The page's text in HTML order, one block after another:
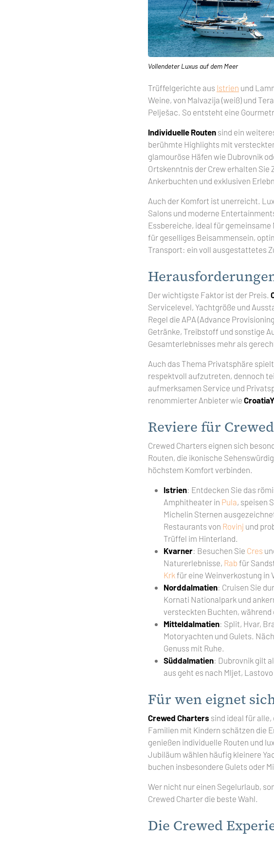
Vollendeter Luxus auf dem Meer
Trüffelgerichte aus Istrien und
Weine, von Malvazija (weiß) und
Pelješac. So entsteht eine
Individuelle Routen sind ein
berühmte Highlights mit
glamouröse Häfen wie Dubrovnik
Ortskenntnis der Crew erhalten Sie
Ankerbuchten und exklusiven
Auch der Komfort ist unerreicht.
Salons und moderne
Essbereiche, ideal für
für geselliges Beisammensein,
Transport: ein voll ausgestattetes
Der wichtigste Faktor ist der Preis.
Servicelevel, Yachtgröße und
Regel die APA (Advance
Getränke, Treibstoff und sonstige
Gesamterlebnisses mehr als
Auch das Thema Privatsphäre
respektvoll aufzutreten, dennoch
aufmerksamen Service und
renommierter Anbieter wie
Reviere für
Crewed Charters eignen sich
Routen, die ikonische
höchstem Komfort verbinden.
Istrien: Entdecken Sie das
Amphitheater in Pula, speisen
Michelin Sternen
Restaurants von Rovinj und
Trüffel im Hinterland.
Kvarner: Besuchen Sie Cres
Naturerlebnisse, Rab für
Krkfür eine Weinverkostung in
Norddalmatien: Cruisen Sie
Kornati Nationalpark und
versteckten Buchten, während
Mitteldalmatien: Split, Hvar,
Motoryachten und Gulets.
Genuss mit Ruhe.
Süddalmatien: Dubrovnik gilt
aus geht es nach Mljet,
Für wen eignet
Crewed Charters sind ideal für
Familien mit Kindern schätzen die
genießen individuelle Routen und
Jubiläum wählen häufig kleinere
buchen insbesondere Gulets oder
Wer nicht nur einen Segelurlaub,
Crewed Charter die beste Wahl.
Die Crewed